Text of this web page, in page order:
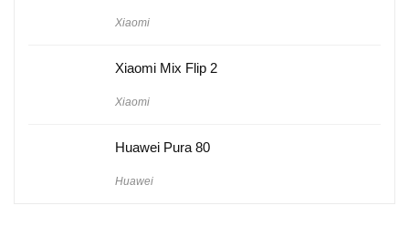
Xiaomi
Xiaomi Mix Flip 2
Xiaomi
Huawei Pura 80
Huawei